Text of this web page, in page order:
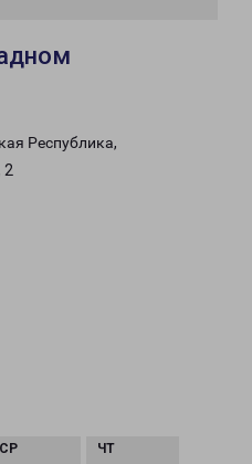
Республика,
2